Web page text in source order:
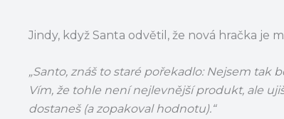
Jindy, když Santa odvětil, že nová hračka je
„Santo, znáš to staré pořekadlo: Nejsem tak
Vím, že tohle není nejlevnější produkt, ale
dostaneš (a zopakoval hodnotu).“